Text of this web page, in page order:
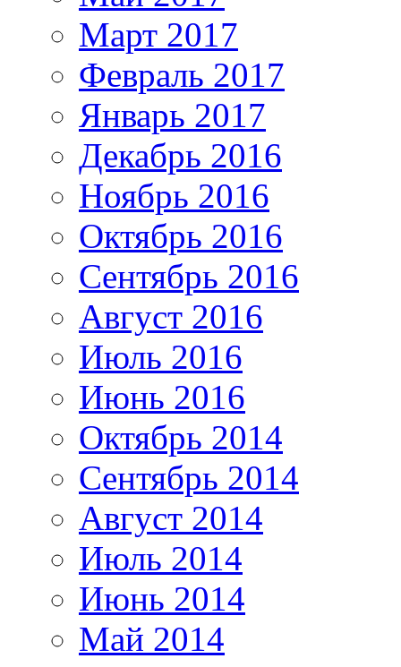
Март 2017
Февраль 2017
Январь 2017
Декабрь 2016
Ноябрь 2016
Октябрь 2016
Сентябрь 2016
Август 2016
Июль 2016
Июнь 2016
Октябрь 2014
Сентябрь 2014
Август 2014
Июль 2014
Июнь 2014
Май 2014